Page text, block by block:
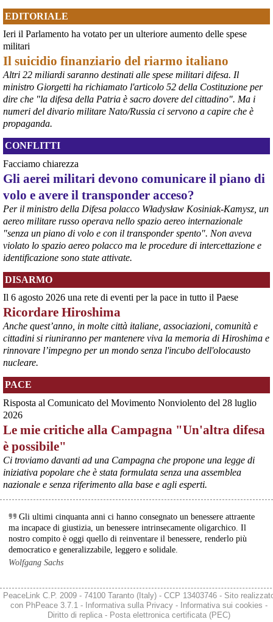
@peacelink - 6/8/2026 21:36
giornalerossoblu.it/ex-ilva-sc
Nel tavolo convocato al Ministero delle Imprese e del Made in Italy,
provvedimento straordinario per attenuare le conseguenze
economiche e sociali dello stop dell’area a caldo, invitando le
rappresentanze del territorio a presentare proposte operative.
#ILVA #Taranto
@peacelink - 6/8/2026 21:35
Ultimi cento milioni di euro per l’ex Ilva, poi non saranno più
possibili nuovi aiuti di Stato. Lo ha confermato il ministro Adolfo
Urso durante l’incontro al Mimit con le imprese dell’indotto: la
tranche conclusiva del prestito autorizzato dall’Unione europea
dovrà essere erogata entro il 9 agosto e restituita dal futuro
acquirente.
Fonte: Studio100
#ILVA
@peacelink - 6/8/2026 21:08
Il governatore di Puglia Decaro esce dal vertice al Mimit più
preoccupato di come era entrato, lamentando l’assenza di certezze
sulla procedura di gara e ribadendo la necessità di un ruolo diretto
dello Stato.
Anche il sindaco di Taranto, Bitetti, chiede un piano industriale
chiaro, garanzie sulla salute e strumenti di tutela per i lavoratori
dell’area a freddo. La Provincia parla di un tavolo “senza decisioni”.
Fonte: Cronache Tarantine
ILVA
@peacelink - 6/8/2026 21:08
cronachetarantine.it/index.php
agirà per evitare quella che i sindacati definiscono una “bomba
sociale”, tutelando i lavoratori dell’Ilva e dell’indotto e garantendo la
continuità produttiva degli stabilimenti a valle.
EDITORIALE
Ieri il Parlamento ha votato per un ulteriore aumento delle spese
militari
Il suicidio finanziario del riarmo italiano
Altri 22 miliardi saranno destinati alle spese militari difesa. Il
ministro Giorgetti ha richiamato l'articolo 52 della Costituzione per
dire che "la difesa della Patria è sacro dovere del cittadino". Ma i
numeri del divario militare Nato/Russia ci servono a capire che è
propaganda.
CONFLITTI
Facciamo chiarezza
Gli aerei militari devono comunicare il piano di
volo e avere il transponder acceso?
Per il ministro della Difesa polacco Władysław Kosiniak-Kamysz, un
aereo militare russo operava nello spazio aereo internazionale
"senza un piano di volo e con il transponder spento". Non aveva
violato lo spazio aereo polacco ma le procedure di intercettazione e
identificazione sono state attivate.
DISARMO
Il 6 agosto 2026 una rete di eventi per la pace in tutto il Paese
Ricordare Hiroshima
Anche quest’anno, in molte città italiane, associazioni, comunità e
cittadini si riuniranno per mantenere viva la memoria di Hiroshima e
rinnovare l’impegno per un mondo senza l'incubo dell'olocausto
nucleare.
PACE
Risposta al Comunicato del Movimento Nonviolento del 28 luglio
2026
Le mie critiche alla Campagna "Un'altra difesa
è possibile"
Ci troviamo davanti ad una Campagna che propone una legge di
iniziativa popolare che è stata formulata senza una assemblea
nazionale e senza riferimento alla base e agli esperti.
Gli ultimi cinquanta anni ci hanno consegnato un benessere attraente
ma incapace di giustizia, un benessere intrinsecamente oligarchico. Il
nostro compito è oggi quello di reinventare il benessere, renderlo più
democratico e generalizzabile, leggero e solidale.
Wolfgang Sachs
PeaceLink C.P. 2009 - 74100 Taranto (Italy) - CCP 13403746 - Sito
con PhPeace 3.7.1 - Informativa sulla Privacy- Informativa sui cookies -
Diritto di replica- Posta elettronica certificata (PEC)